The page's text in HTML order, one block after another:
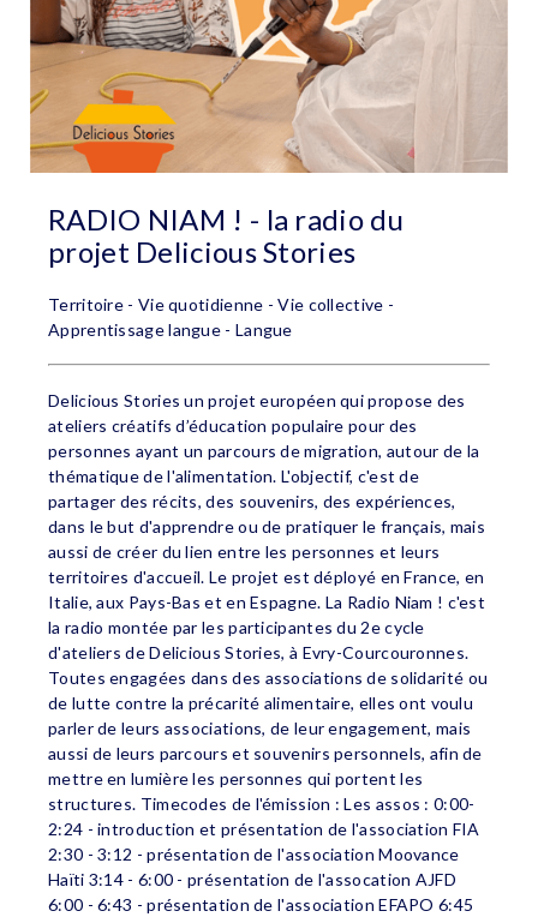
RADIO NIAM ! - la radio du
projet Delicious Stories
Territoire - Vie quotidienne - Vie collective -
Apprentissage langue - Langue
Delicious Stories un projet européen qui propose des
ateliers créatifs d’éducation populaire pour des
personnes ayant un parcours de migration, autour de la
thématique de l'alimentation. L'objectif, c'est de
partager des récits, des souvenirs, des expériences,
dans le but d'apprendre ou de pratiquer le français, mais
aussi de créer du lien entre les personnes et leurs
territoires d'accueil. Le projet est déployé en France, en
Italie, aux Pays-Bas et en Espagne. La Radio Niam ! c'est
la radio montée par les participantes du 2e cycle
d'ateliers de Delicious Stories, à Evry-Courcouronnes.
Toutes engagées dans des associations de solidarité ou
de lutte contre la précarité alimentaire, elles ont voulu
parler de leurs associations, de leur engagement, mais
aussi de leurs parcours et souvenirs personnels, afin de
mettre en lumière les personnes qui portent les
structures. Timecodes de l'émission : Les assos : 0:00-
2:24 - introduction et présentation de l'association FIA
2:30 - 3:12 - présentation de l'association Moovance
Haïti 3:14 - 6:00 - présentation de l'assocation AJFD
6:00 - 6:43 - présentation de l'association EFAPO 6:45